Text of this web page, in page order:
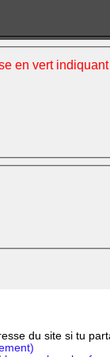
en vert
du site si tu